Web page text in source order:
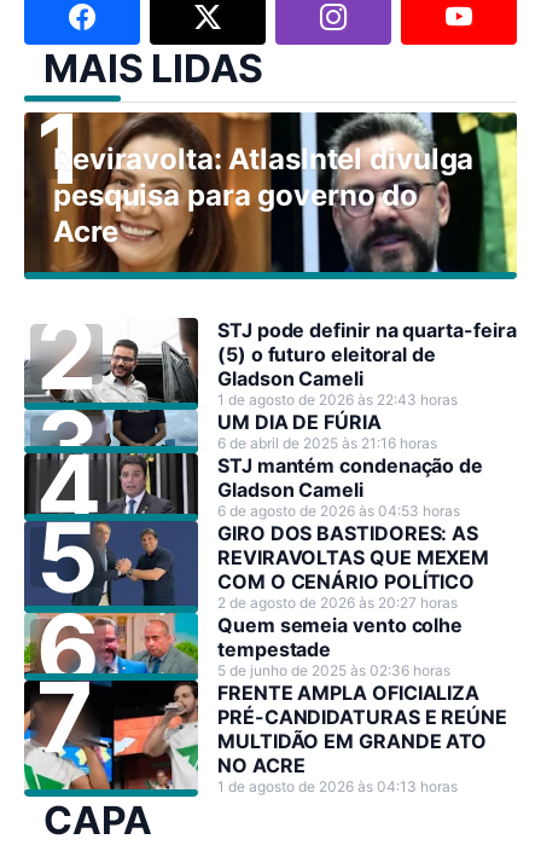
MAIS LIDAS
Reviravolta: AtlasIntel divulga
pesquisa para governo do
Acre
STJ pode definir na quarta-feira
(5) o futuro eleitoral de
Gladson Cameli
1 de agosto de 2026 às 22:43 horas
UM DIA DE FÚRIA
6 de abril de 2025 às 21:16 horas
STJ mantém condenação de
Gladson Cameli
6 de agosto de 2026 às 04:53 horas
GIRO DOS BASTIDORES: AS
REVIRAVOLTAS QUE MEXEM
COM O CENÁRIO POLÍTICO
2 de agosto de 2026 às 20:27 horas
Quem semeia vento colhe
tempestade
5 de junho de 2025 às 02:36 horas
FRENTE AMPLA OFICIALIZA
PRÉ-CANDIDATURAS E REÚNE
MULTIDÃO EM GRANDE ATO
NO ACRE
1 de agosto de 2026 às 04:13 horas
CAPA